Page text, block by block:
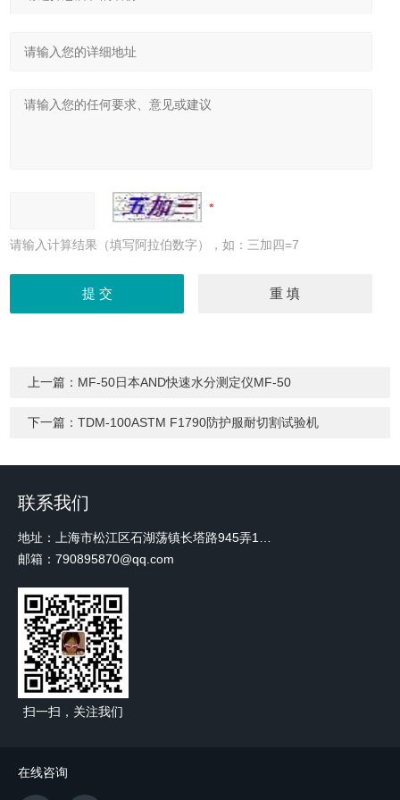
请输入计算结果（填写阿拉伯数字），如：三加四=7
上一篇： MF-50日本AND快速水分测定仪MF-50
下一篇：TDM-100ASTM F1790防护服耐切割试验机
联系我们
邮箱：790895870@qq.com
扫一扫，关注我们
在线咨询